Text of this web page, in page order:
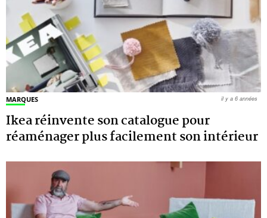
MARQUES
Ikea réinvente son catalogue pour
réaménager plus facilement son intérieur
il y a 6 années